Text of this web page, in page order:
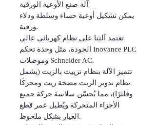
آلة صنع الأوعية الورقية
يمكن تشكيل أوعية حساء وسلطة ودلاء
ورقية.
تعتمد آلتنا على نظام كهربائي عالي
الجودة، مثل وحدة تحكم Inovance PLC
وموصلات Schneider AC.
تتميز الآلة بنظام تزييت بالزيت (يشمل
نظام تدوير الزيت مضخة زيت ومحركًا
وفلترًا)، مما يُحسّن سلاسة حركة جميع
الأجزاء المتحركة ويُطيل عمر قطع
الغيار بشكل ملحوظ.